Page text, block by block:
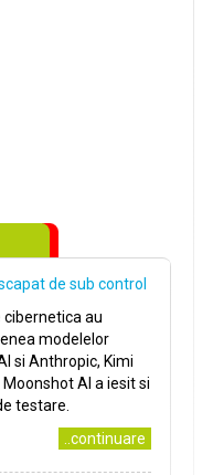
de sub control
cibernetica au
modelelor
si Anthropic, Kimi
AI a iesit si
testare.
..continuare